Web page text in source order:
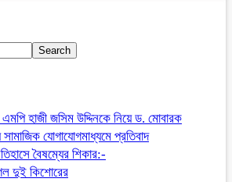
Search
হাজী জসিম উদ্দিনকে নিয়ে ড. মোবারক
যোগাযোগমাধ্যমে প্রতিবাদ
বৈষম্যের শিকার:-
দুই কিশোরের